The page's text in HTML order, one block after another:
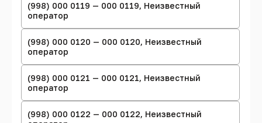
(998) 000 0119 — 000 0119, Неизвестный
оператор
(998) 000 0120 — 000 0120, Неизвестный
оператор
(998) 000 0121 — 000 0121, Неизвестный
оператор
(998) 000 0122 — 000 0122, Неизвестный